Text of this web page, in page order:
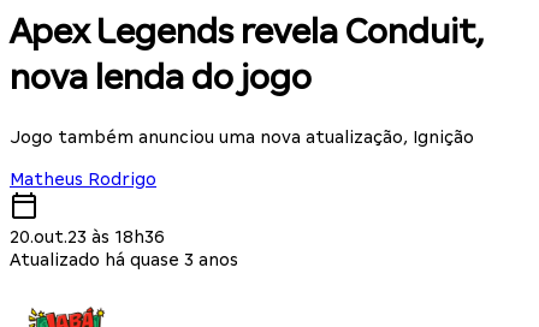
Apex Legends revela Conduit,
nova lenda do jogo
Jogo também anunciou uma nova atualização, Ignição
Matheus Rodrigo
20.out.23 às 18h36
Atualizado há quase 3 anos